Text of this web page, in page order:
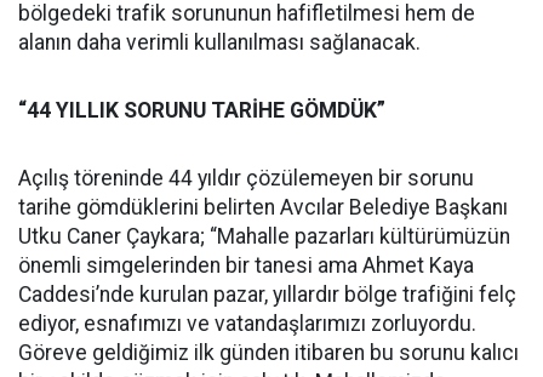
bölgedeki trafik sorununun hafifletilmesi hem de
alanın daha verimli kullanılması sağlanacak.
“44 YILLIK SORUNU TARİHE GÖMDÜK”
Açılış töreninde 44 yıldır çözülemeyen bir sorunu
tarihe gömdüklerini belirten Avcılar Belediye Başkanı
Utku Caner Çaykara; “Mahalle pazarları kültürümüzün
önemli simgelerinden bir tanesi ama Ahmet Kaya
Caddesi’nde kurulan pazar, yıllardır bölge trafiğini felç
ediyor, esnafımızı ve vatandaşlarımızı zorluyordu.
Göreve geldiğimiz ilk günden itibaren bu sorunu kalıcı